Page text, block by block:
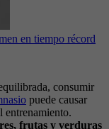
en tiempo récord
consumir
puede causar
entrenamiento.
frutas y verduras